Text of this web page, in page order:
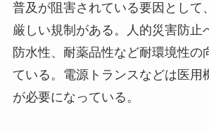
普及が阻害されている要因として
厳しい規制がある。人的災害防止
防水性、耐薬品性など耐環境性の
ている。電源トランスなどは医用
が必要になっている。